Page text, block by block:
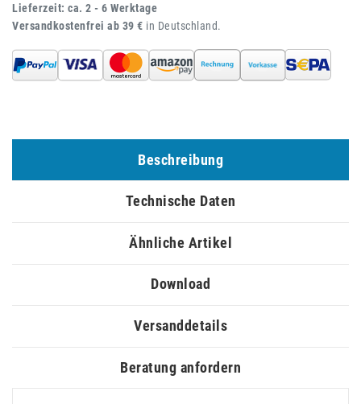
Lieferzeit: ca. 2 - 6 Werktage
Versandkostenfrei ab 39 € in Deutschland.
Beschreibung
Technische Daten
Ähnliche Artikel
Download
Versanddetails
Beratung anfordern